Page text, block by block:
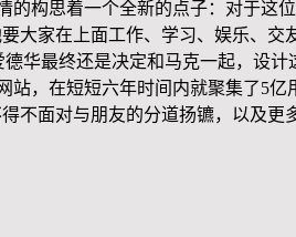
的构思着一个全新的点子：对于这
大家在上面工作、学习、娱乐、
华最终还是决定和马克一起，设计
，在短短六年时间内就聚集了5亿
不面对与朋友的分道扬镳，以及更